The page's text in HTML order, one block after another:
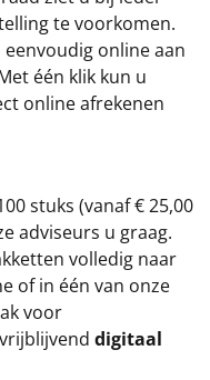
te voorkomen.
online aan
één klik kun u
online afrekenen
stuks (vanaf € 25,00
adviseurs u graag.
volledig naar
of in één van onze
voor
digitaal